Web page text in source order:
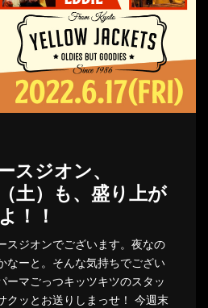
スジオン、
（土）も、盛り上が
！！
スジオンでございます。夜なの
なーと。そんな気持ちでござい
ーマごっつキッツキツのスタッ
クッとお送りしまっせ！ 今週末